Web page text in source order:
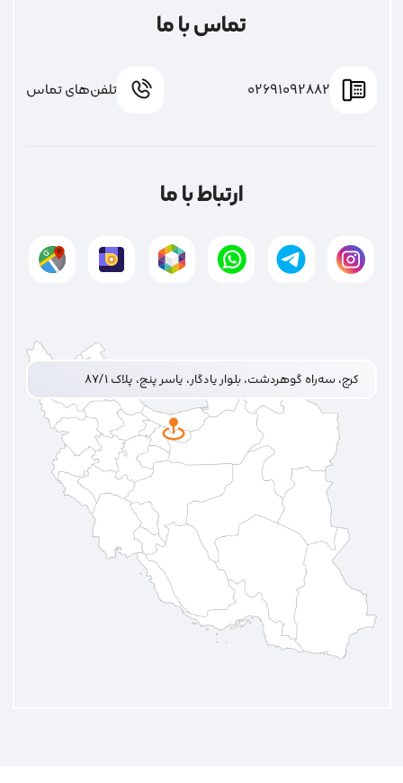
تماس با ما
02691092882 تلفن‌های تماس
ارتباط با ما
کرج، سه‌راه گوهردشت، بلوار یادگار، یاسر پنج، پلاک ۸۷/۱